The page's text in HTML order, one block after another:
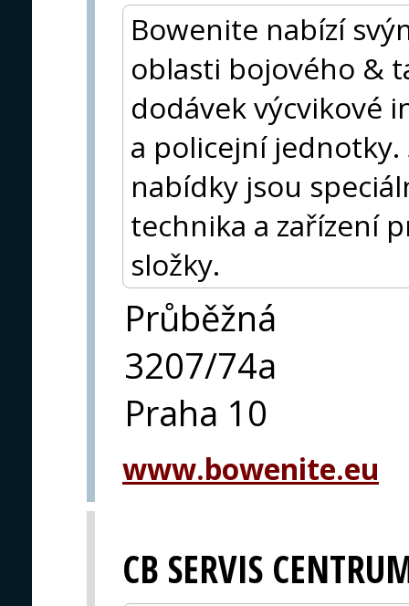
Bowenite nabízí
oblasti bojového &
dodávek výcvikové
a policejní
nabídky jsou
technika a zařízení
složky.
Průběžná
3207/74a
Praha 10
www.bowenite.eu
CB SERVIS